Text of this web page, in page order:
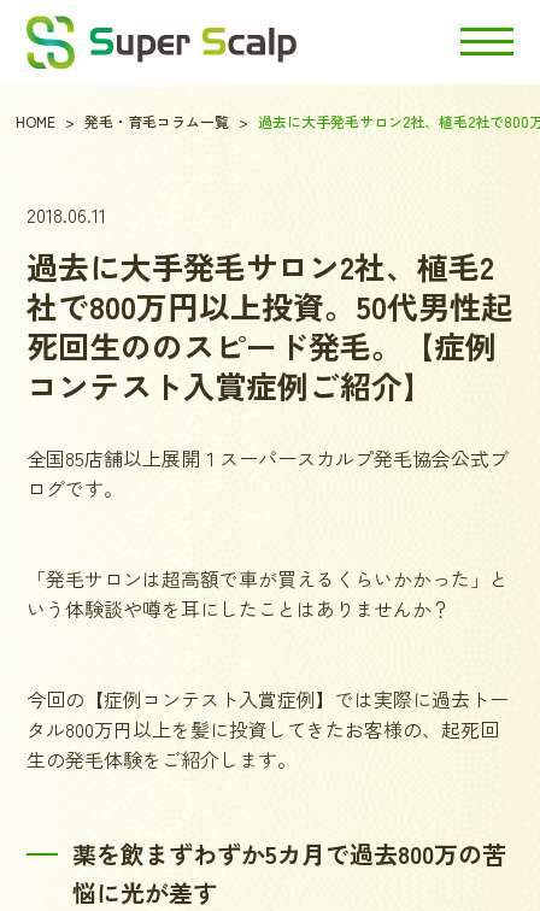
HOME 発毛・育毛コラム一覧 過去に大手発毛サロン2社、植毛2社で800
2018.06.11
過去に大手発毛サロン2社、植毛2
社で800万円以上投資。50代男性起
死回生ののスピード発毛。【症例
コンテスト入賞症例ご紹介】
全国85店舗以上展開１スーパースカルプ発毛協会公式ブ
ログです。
「発毛サロンは超高額で車が買えるくらいかかった」と
いう体験談や噂を耳にしたことはありませんか？
今回の【症例コンテスト入賞症例】では実際に過去トー
タル800万円以上を髪に投資してきたお客様の、起死回
生の発毛体験をご紹介します。
薬を飲まずわずか5カ月で過去800万の苦
悩に光が差す